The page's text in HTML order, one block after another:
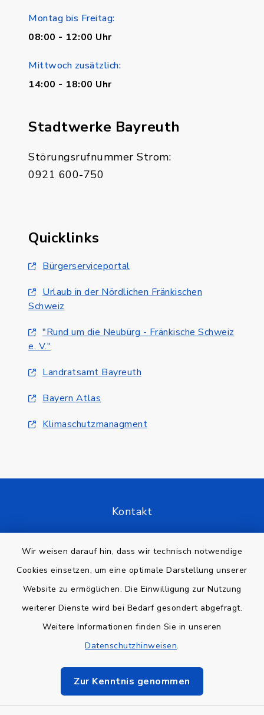
Wir weisen darauf hin, dass wir technisch notwendige
Cookies einsetzen, um eine optimale Darstellung unserer
Website zu ermöglichen. Die Einwilligung zur Nutzung
weiterer Dienste wird bei Bedarf gesondert abgefragt.
Weitere Informationen finden Sie in unseren
Datenschutzhinweisen.
Zur Kenntnis genommen
Montag bis Freitag:
08:00 - 12:00 Uhr
Mittwoch zusätzlich:
14:00 - 18:00 Uhr
Stadtwerke Bayreuth
Störungsrufnummer Strom:
0921 600-750
Quicklinks
Bürgerserviceportal
Urlaub in der Nördlichen Fränkischen
Schweiz
"Rund um die Neubürg - Fränkische Schweiz
e. V."
Landratsamt Bayreuth
Bayern Atlas
Klimaschutzmanagment
Kontakt
Datenschutz
Impressum
Sitemap
Cookie-Einstellungen